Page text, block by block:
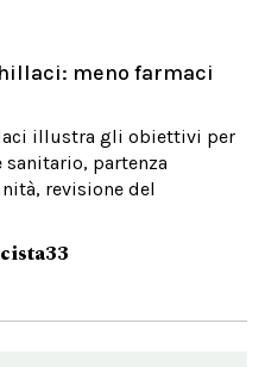
meno farmaci
illustra gli obiettivi per
partenza
revisione del